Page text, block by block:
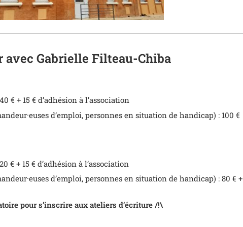
avec Gabrielle Filteau-Chiba
€ + 15 € d’adhésion à l’association
d’emploi, personnes en situation de handicap) : 100 €
€ + 15 € d’adhésion à l’association
d’emploi, personnes en situation de handicap) : 80 € +
pour s’inscrire aux ateliers d’écriture /!\